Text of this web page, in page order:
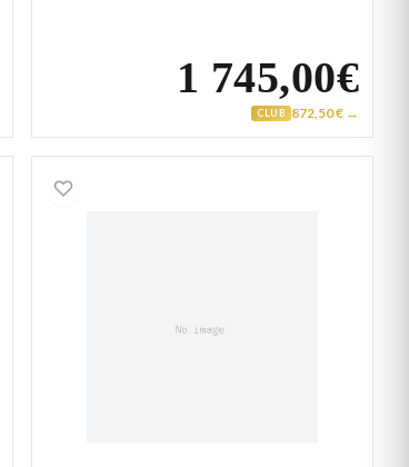
1 745,00€
CLUB 872,50 € →